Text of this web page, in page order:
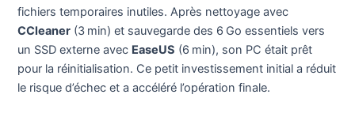
fichiers temporaires inutiles. Après nettoyage avec
CCleaner (3 min) et sauvegarde des 6 Go essentiels vers
un SSD externe avec EaseUS (6 min), son PC était prêt
pour la réinitialisation. Ce petit investissement initial a réduit
le risque d’échec et a accéléré l’opération finale.